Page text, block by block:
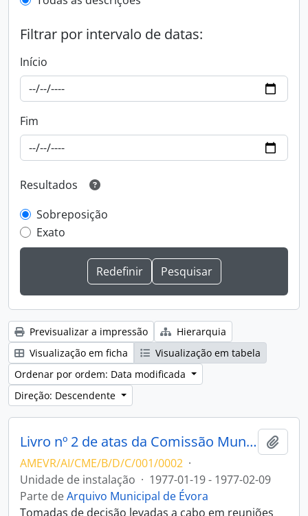
Filtrar por intervalo de datas:
Início
Fim
Resultados
Sobreposição
Exato
Previsualizar a impressão
Hierarquia
Visualização em ficha
Visualização em tabela
Ordenar por ordem: Data modificada
Direção: Descendente
Livro nº 2 de atas da Comissão Municipal de Arte e Arqueologia de Évora
AMEVR/AI/CME/B/D/C/001/0002 ·
Unidade de instalação · 1977-01-19 - 1977-02-09
Parte deArquivo Municipal de Évora
Tomadas de decisão levadas a cabo em reuniões